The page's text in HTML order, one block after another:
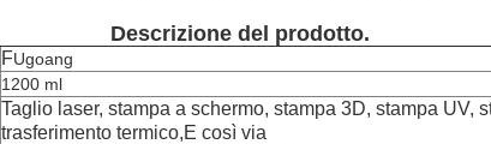
Descrizione del prodotto.
FUgoang
1200 ml
Taglio laser, stampa a schermo, stampa 3D, stampa UV,
trasferimento termico,E così via